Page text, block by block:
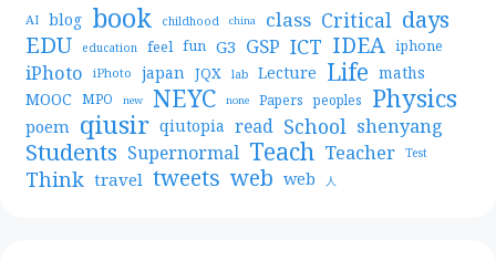
AI blog book childhood china class Critical days
EDU education feel fun G3 GSP ICT IDEA iphone
iPhoto iPhoto japan JQX lab Lecture Life maths
MOOC MPO new NEYC none Papers peoples Physics
poem qiusir qiutopia read School shenyang
Students Supernormal Teach Teacher Test
Think travel tweets web web 人